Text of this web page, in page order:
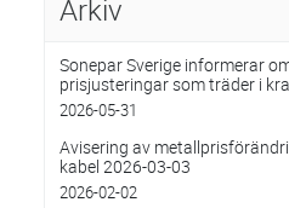
Arkiv
Sonepar Sverige informerar
prisjusteringar som träder i
2026-05-31
Avisering av
kabel 2026-03-03
2026-02-02